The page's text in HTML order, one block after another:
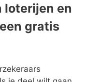
loterijen en
gratis